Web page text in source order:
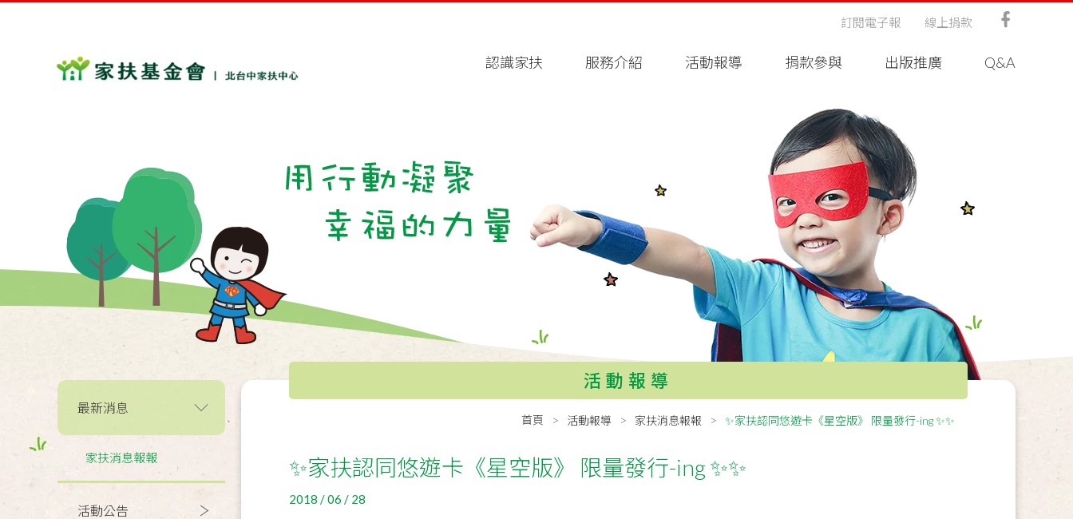
認識家扶 服務介紹 活動報導 捐款參與 出版推廣 Q&A
訂閱電子報 線上捐款
最新消息
家扶消息報報
活動公告
活動報導
首頁 活動報導 家扶消息報報 ✨家扶認同悠遊卡《星空版》 限量發行-ing ✨✨
✨家扶認同悠遊卡《星空版》 限量發行-ing ✨✨
2018 / 06 / 28